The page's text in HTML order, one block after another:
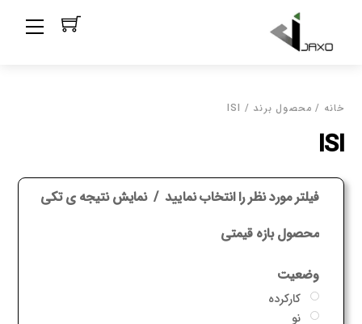
content
خانه / محصول برند / ISI
ISI
فیلتر مورد نظر را انتخاب نمایید نمایش نتیجه ی تکی
محصول بازه قیمتی
وضعیت
کارکرده
نو